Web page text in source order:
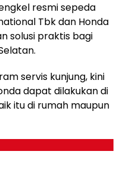
resmi sepeda
Tbk dan Honda
solusi praktis bagi
servis kunjung, kini
dapat dilakukan di
itu di rumah maupun